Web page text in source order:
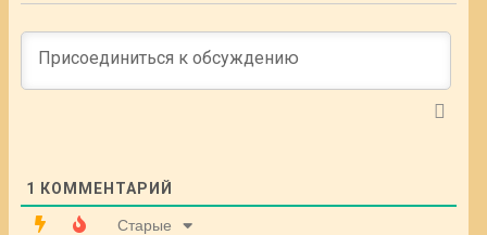
1 КОММЕНТАРИЙ
Старые